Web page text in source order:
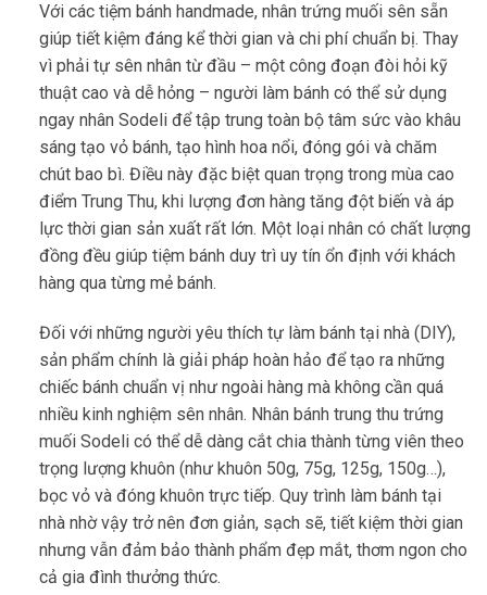
Với các tiệm bánh handmade, nhân trứng muối sên sẵn
giúp tiết kiệm đáng kể thời gian và chi phí chuẩn bị. Thay
vì phải tự sên nhân từ đầu – một công đoạn đòi hỏi kỹ
thuật cao và dễ hỏng – người làm bánh có thể sử dụng
ngay nhân Sodeli để tập trung toàn bộ tâm sức vào khâu
sáng tạo vỏ bánh, tạo hình hoa nổi, đóng gói và chăm
chút bao bì. Điều này đặc biệt quan trọng trong mùa cao
điểm Trung Thu, khi lượng đơn hàng tăng đột biến và áp
lực thời gian sản xuất rất lớn. Một loại nhân có chất lượng
đồng đều giúp tiệm bánh duy trì uy tín ổn định với khách
hàng qua từng mẻ bánh.
Đối với những người yêu thích tự làm bánh tại nhà (DIY),
sản phẩm chính là giải pháp hoàn hảo để tạo ra những
chiếc bánh chuẩn vị như ngoài hàng mà không cần quá
nhiều kinh nghiệm sên nhân. Nhân bánh trung thu trứng
muối Sodeli có thể dễ dàng cắt chia thành từng viên theo
trọng lượng khuôn (như khuôn 50g, 75g, 125g, 150g…),
bọc vỏ và đóng khuôn trực tiếp. Quy trình làm bánh tại
nhà nhờ vậy trở nên đơn giản, sạch sẽ, tiết kiệm thời gian
nhưng vẫn đảm bảo thành phẩm đẹp mắt, thơm ngon cho
cả gia đình thưởng thức.